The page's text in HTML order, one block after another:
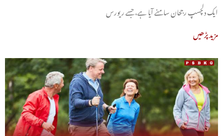
ایک دلچسپ رجحان سامنے آیا ہے، جسے ریورس
مزید پڑھیں